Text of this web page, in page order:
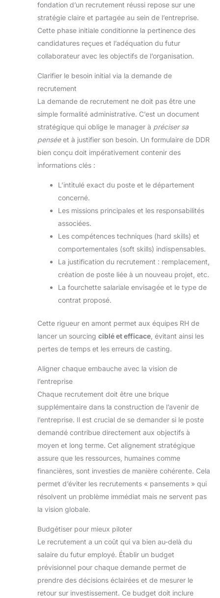
fondation d’un recrutement réussi repose sur une
stratégie claire et partagée au sein de l’entreprise.
Cette phase initiale conditionne la pertinence des
candidatures reçues et l’adéquation du futur
collaborateur avec les objectifs de l’organisation.
Clarifier le besoin initial via la demande de
recrutement
La demande de recrutement ne doit pas être une
simple formalité administrative. C’est un document
stratégique qui oblige le manager à préciser sa
penséeet à justifier son besoin. Un formulaire de DDR
bien conçu doit impérativement contenir des
informations clés :
L’intitulé exact du poste et le département
concerné.
Les missions principales et les responsabilités
associées.
Les compétences techniques (hard skills) et
comportementales (soft skills) indispensables.
La justification du recrutement : remplacement,
création de poste liée à un nouveau projet, etc.
La fourchette salariale envisagée et le type de
contrat proposé.
Cette rigueur en amont permet aux équipes RH de
lancer un sourcing ciblé et efficace , évitant ainsi les
pertes de temps et les erreurs de casting.
Aligner chaque embauche avec la vision de
l’entreprise
Chaque recrutement doit être une brique
supplémentaire dans la construction de l’avenir de
l’entreprise. Il est crucial de se demander si le poste
demandé contribue directement aux objectifs à
moyen et long terme. Cet alignement stratégique
assure que les ressources, humaines comme
financières, sont investies de manière cohérente. Cela
permet d’éviter les recrutements « pansements » qui
résolvent un problème immédiat mais ne servent pas
la vision globale.
Budgétiser pour mieux piloter
Le recrutement a un coût qui va bien au-delà du
salaire du futur employé. Établir un budget
prévisionnel pour chaque demande permet de
prendre des décisions éclairées et de mesurer le
retour sur investissement. Ce budget doit inclure